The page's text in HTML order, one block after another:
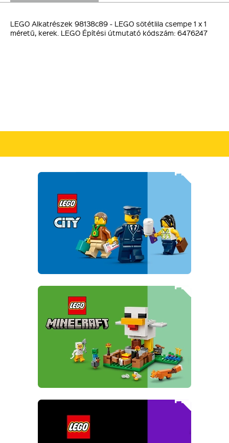
LEGO Alkatrészek 98138c89 - LEGO sötétlila csempe 1 x 1
méretű, kerek. LEGO Építési útmutató kódszám: 6476247